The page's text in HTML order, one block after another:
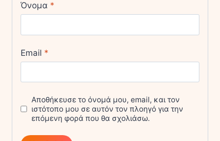
Όνομα *
Email *
Αποθήκευσε το όνομά μου, email, και τον
ιστότοπο μου σε αυτόν τον πλοηγό για την
επόμενη φορά που θα σχολιάσω.